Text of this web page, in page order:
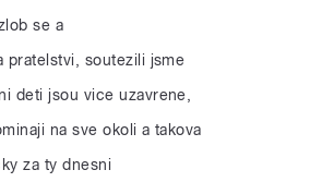
se a
pratelstvi, soutezili jsme
deti jsou vice uzavrene,
na sve okoli a takova
za ty dnesni